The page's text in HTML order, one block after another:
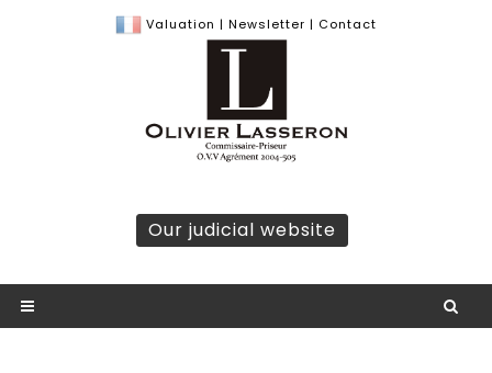
Valuation | Newsletter | Contact
Our judicial website